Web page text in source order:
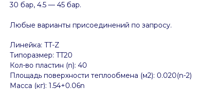
30 бар, 4.5 — 45 бар.
Любые варианты присоединений по запросу.
Линейка: TT-Z
Типоразмер: TT20
Кол-во пластин (n): 40
Площадь поверхности теплообмена (м2): 0.020(n-2)
Масса (кг): 1.54+0.06n